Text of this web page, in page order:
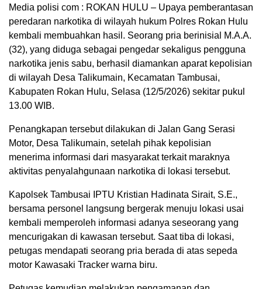
Media polisi com : ROKAN HULU – Upaya pemberantasan
peredaran narkotika di wilayah hukum Polres Rokan Hulu
kembali membuahkan hasil. Seorang pria berinisial M.A.A.
(32), yang diduga sebagai pengedar sekaligus pengguna
narkotika jenis sabu, berhasil diamankan aparat kepolisian
di wilayah Desa Talikumain, Kecamatan Tambusai,
Kabupaten Rokan Hulu, Selasa (12/5/2026) sekitar pukul
13.00 WIB.
Penangkapan tersebut dilakukan di Jalan Gang Serasi
Motor, Desa Talikumain, setelah pihak kepolisian
menerima informasi dari masyarakat terkait maraknya
aktivitas penyalahgunaan narkotika di lokasi tersebut.
Kapolsek Tambusai IPTU Kristian Hadinata Sirait, S.E.,
bersama personel langsung bergerak menuju lokasi usai
kembali memperoleh informasi adanya seseorang yang
mencurigakan di kawasan tersebut. Saat tiba di lokasi,
petugas mendapati seorang pria berada di atas sepeda
motor Kawasaki Tracker warna biru.